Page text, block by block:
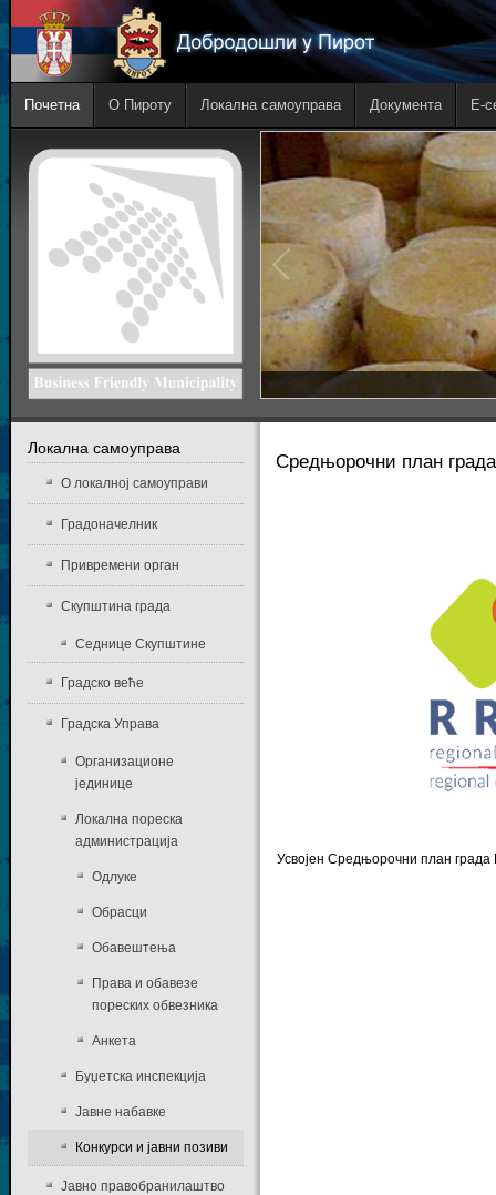
Почетна О Пироту Локална самоуправа Документа E-
Средњорочни план
Усвојен Средњорочни план
Локална самоуправа
О локалној самоуправи
Градоначелник
Привремени орган
Скупштина града
Седнице Скупштине
Градско веће
Градска Управа
Организационе
јединице
Локална пореска
администрација
Одлуке
Обрасци
Обавештења
Права и обавезе
пореских обвезника
Анкета
Буџетска инспекција
Јавне набавке
Конкурси и јавни позиви
Јавно правобранилаштво